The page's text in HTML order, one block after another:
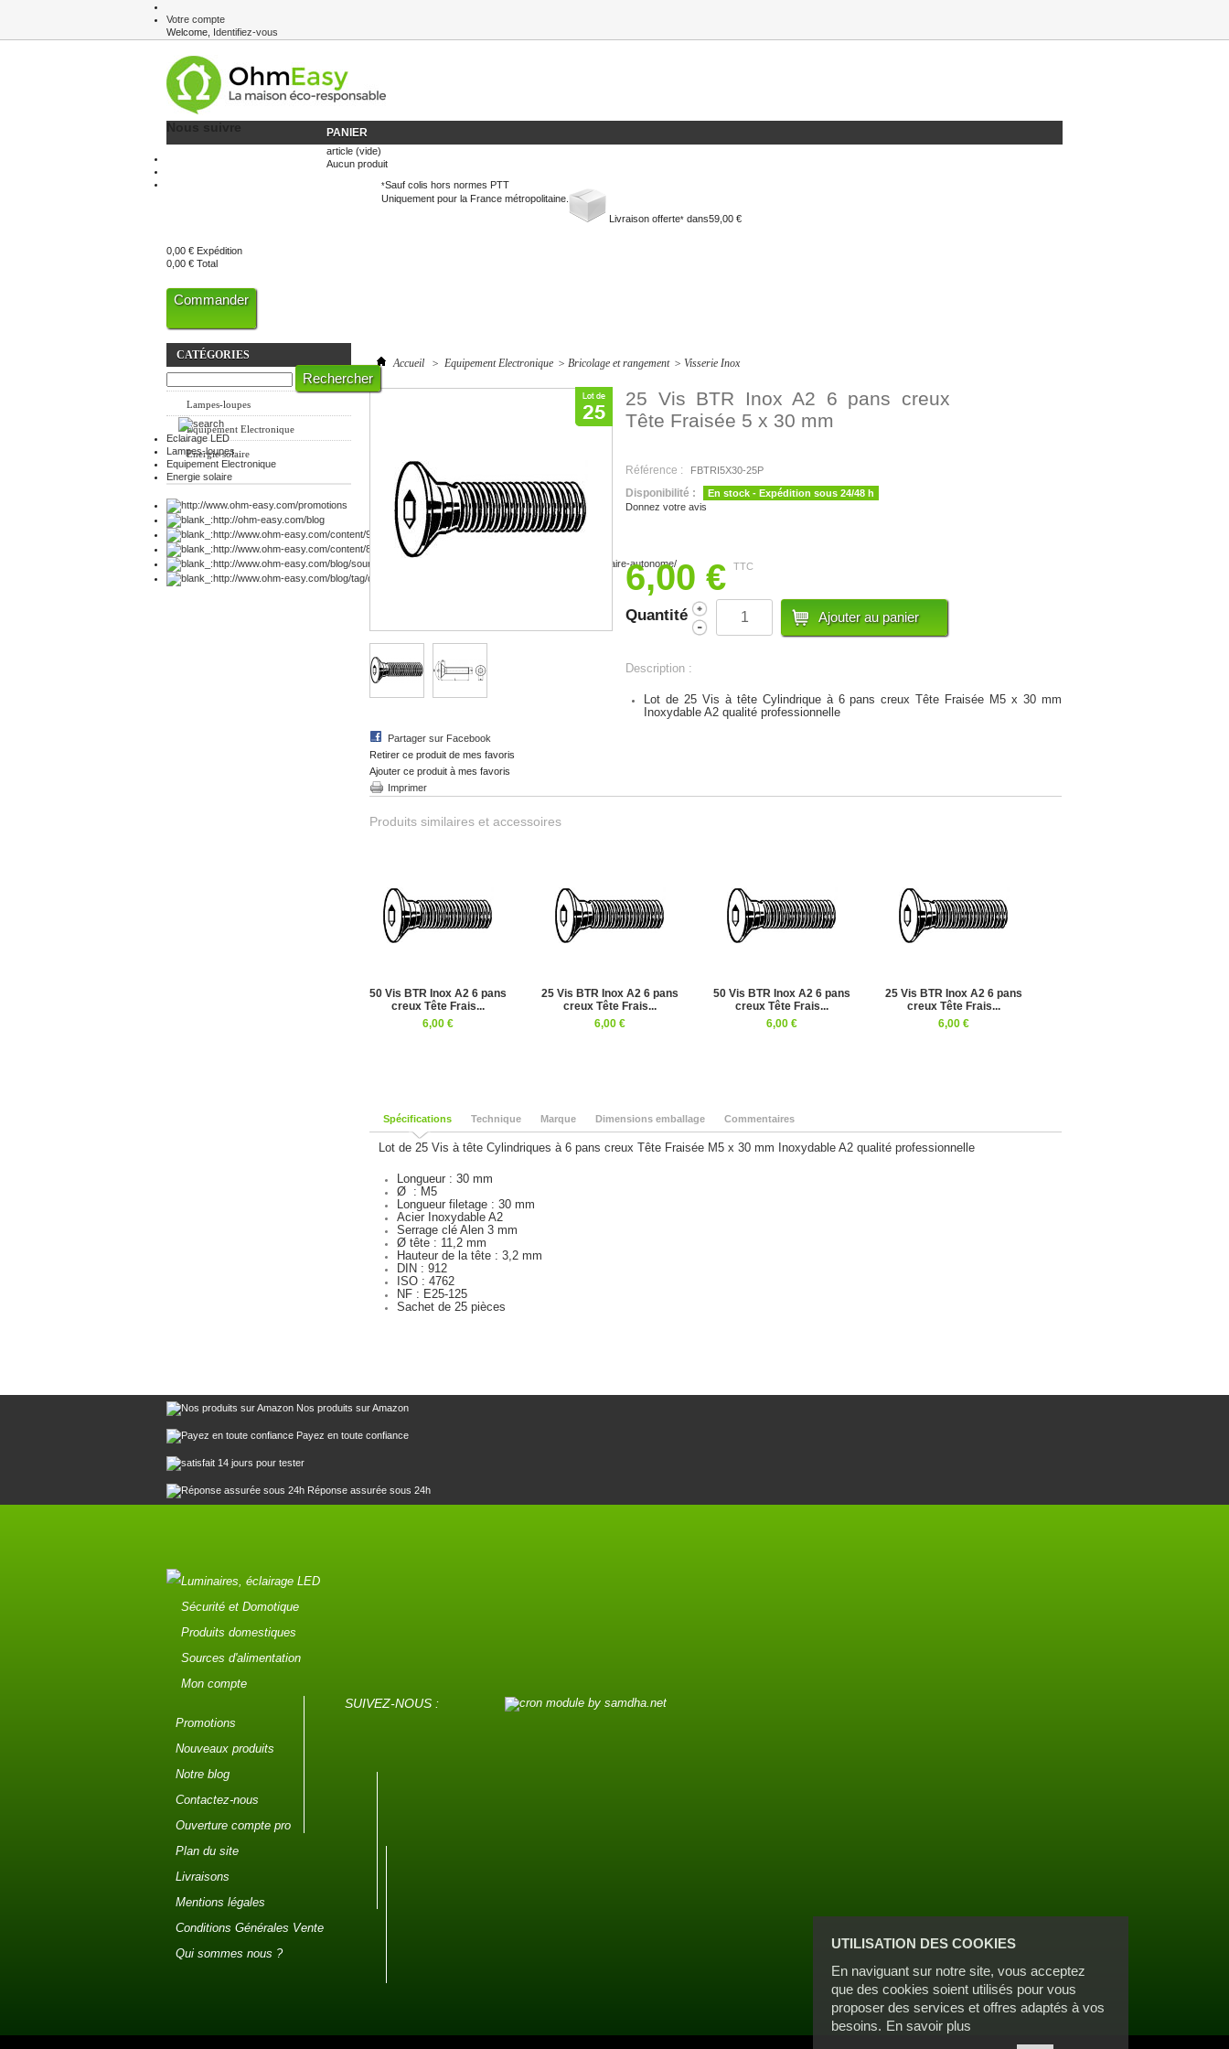
Votre compte
Welcome, Identifiez-vous
Newsletter
PANIER
article (vide)
Aucun produit
Livraison offerte* dans59,00 €
*Sauf colis hors normes PTT
Uniquement pour la France métropolitaine.
0,00 € Expédition
0,00 € Total
Commander
Eclairage LED
Lampes-loupes
Equipement Electronique
Energie solaire
CATÉGORIES
Lampes-loupes
Equipement Electronique
Energie solaire
Accueil > Equipement Electronique > Bricolage et rangement > Visserie Inox
Partager sur Facebook
Retirer ce produit de mes favoris
Ajouter ce produit à mes favoris
Imprimer
25 Vis BTR Inox A2 6 pans creux
Tête Fraisée 5 x 30 mm
Référence : FBTRI5X30-25P
Disponibilité :
En stock - Expédition sous 24/48 h
Donnez votre avis
6,00 € TTC
Quantité
Description :
Lot de 25 Vis à tête Cylindrique à 6 pans creux Tête Fraisée M5 x 30 mm
Inoxydable A2 qualité professionnelle
Produits similaires et accessoires
50 Vis BTR Inox A2 6 pans
creux Tête Frais...
6,00 €
25 Vis BTR Inox A2 6 pans
creux Tête Frais...
6,00 €
50 Vis BTR Inox A2 6 pans
creux Tête Frais...
6,00 €
25 Vis BTR Inox A2 6 pans
creux Tête Frais...
6,00 €
Spécifications Technique Marque Dimensions emballage Commentaires
Lot de 25 Vis à tête Cylindriques à 6 pans creux Tête Fraisée M5 x 30 mm Inoxydable A2 qualité professionnelle
Longueur : 30 mm
Ø : M5
Longueur filetage : 30 mm
Acier Inoxydable A2
Serrage clé Alen 3 mm
Ø tête : 11,2 mm
Hauteur de la tête : 3,2 mm
DIN : 912
ISO : 4762
NF : E25-125
Sachet de 25 pièces
Nos produits sur Amazon
Payez en toute confiance
14 jours pour tester
Réponse assurée sous 24h
Luminaires, éclairage LED
Sécurité et Domotique
Produits domestiques
Sources d'alimentation
Mon compte
Promotions
Nouveaux produits
Notre blog
Contactez-nous
Ouverture compte pro
Plan du site
Livraisons
Mentions légales
Conditions Générales Vente
Qui sommes nous ?
SUIVEZ-NOUS :
UTILISATION DES COOKIES
En naviguant sur notre site, vous acceptez
que des cookies soient utilisés pour vous
proposer des services et offres adaptés à vos
besoins. En savoir plus